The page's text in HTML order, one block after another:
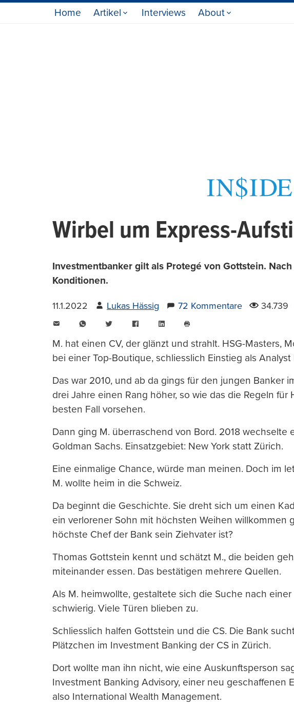
Home Artikel Interviews About
Wirbel um Express-
Investmentbanker gilt als Protegé von Gottstein.
Konditionen.
11.1.2022 Lukas Hässig 72 Kommentare 34.739
WhatsAppTwitter FacebookLinkedIn
drucken
M. hat einen CV, der glänzt und strahlt. HSG-Masters,
bei einer Top-Boutique, schliesslich Einstieg als
Das war 2010, und ab da gings für den jungen Banker
drei Jahre einen Rang höher, so wie das die Regeln für
besten Fall vorsehen.
Dann ging M. überraschend von Bord. 2018 wechselte
Goldman Sachs. Einsatzgebiet: New York statt Zürich.
Eine einmalige Chance, würde man meinen. Doch im
M. wollte heim in die Schweiz.
Da beginnt die Geschichte. Sie dreht sich um einen
ein verlorener Sohn mit höchsten Weihen willkommen
höchste Chef der Bank sein Ziehvater ist?
Thomas Gottstein kennt und schätzt M., die beiden
miteinander essen. Das bestätigen mehrere Quellen.
Als M. heimwollte, gestaltete sich die Suche nach
schwierig. Viele Türen blieben zu.
Schliesslich halfen Gottstein und die CS. Die Bank
Plätzchen im Investment Banking der CS in Zürich.
Dort wollte man ihn nicht, wie eine Auskunftsperson
Investment Banking Advisory, einer neu geschaffenen
also International Wealth Management.